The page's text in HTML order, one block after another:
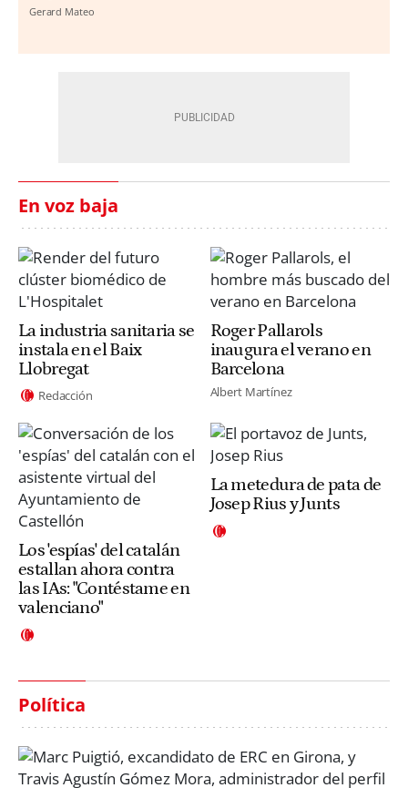
Gerard Mateo
En voz baja
La industria sanitaria se
instala en el Baix
Llobregat
Redacción
Roger Pallarols
inaugura el verano en
Barcelona
Albert Martínez
Los 'espías' del catalán
estallan ahora contra
las IAs: "Contéstame en
valenciano"
La metedura de pata de
Josep Rius y Junts
Política